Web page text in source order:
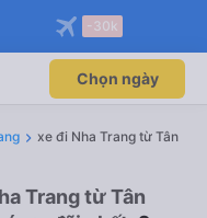
-30k
Chọn ngày
xe đi Nha Trang từ Tân
Trang từ Tân